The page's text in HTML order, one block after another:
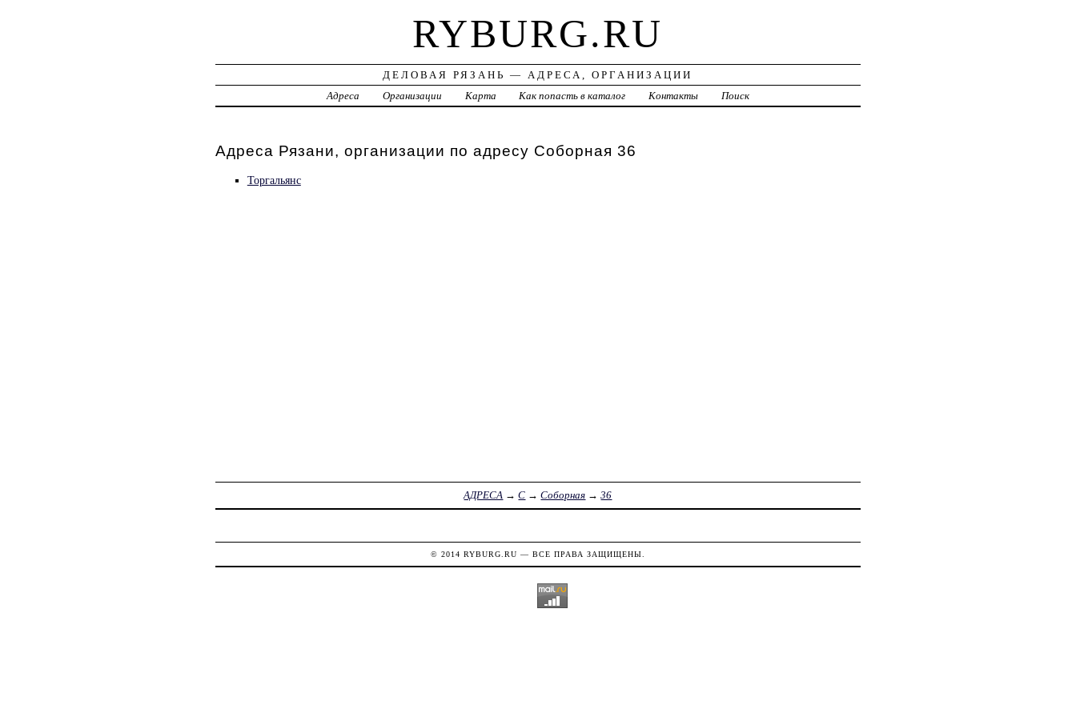
RYBURG.RU
ДЕЛОВАЯ РЯЗАНЬ — АДРЕСА, ОРГАНИЗАЦИИ
Адреса
Организации Карта Как попасть в каталог Контакты Поиск
Адреса Рязани, организации по адресу Соборная 36
Торгальянс
АДРЕСА →С →Соборная →36
© 2014 RYBURG.RU — ВСЕ ПРАВА ЗАЩИЩЕНЫ.